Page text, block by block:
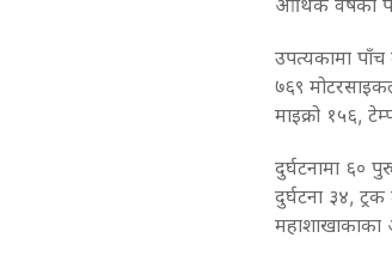
आर्थिक वर्षको
उपत्यकामा पाँच
७६९
माइक्रो १५६,
दुर्घटनामा ६०
दुर्घटना ३४,
महाशाखाकाका